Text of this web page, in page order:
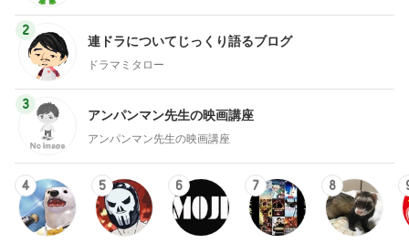
2
連ドラについてじっくり語るブログ
ドラマミタロー
3
アンパンマン先生の映画講座
アンパンマン先生の映画講座
4 5 6 7 8